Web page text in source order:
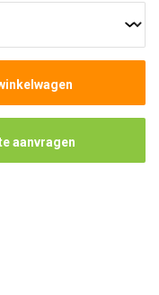
aanvragen